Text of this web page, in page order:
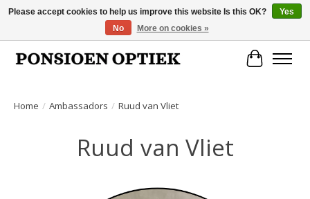
Openingstijden: dinsdag, donderdag, vrijdag, zaterdag van 10.00 t/m 17.00 uur
Cart
Home / Ambassadors / Ruud van Vliet
Ruud van Vliet
Please accept cookies to help us improve this website Is this OK?
Yes
No
More on cookies »